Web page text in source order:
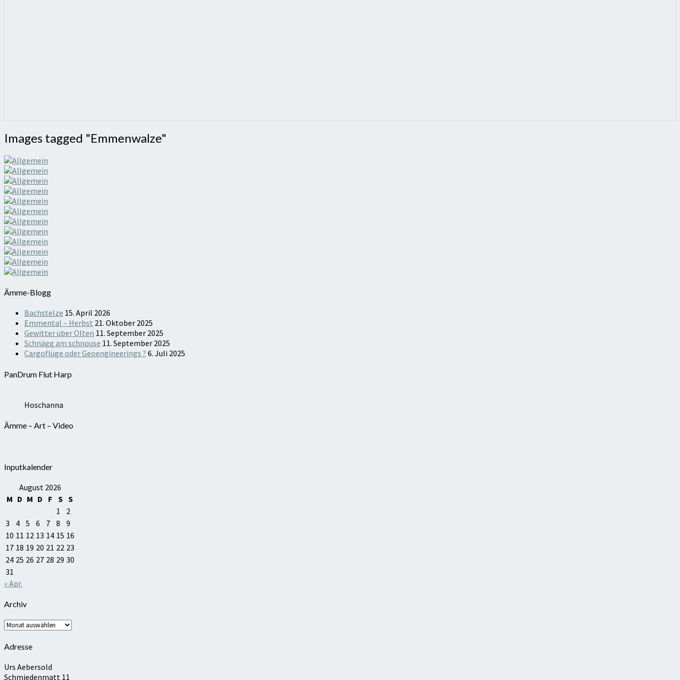
Images
tagged
"Emmenwalze"
Images tagged "Emmenwalze"
Ämme-Blogg
Bachstelze 15. April 2026
Emmental – Herbst 21. Oktober 2025
Gewitter über Olten 11. September 2025
Schnägg am schnouse 11. September 2025
Cargoflüge oder Geoengineerings ? 6. Juli 2025
PanDrum Flut Harp
Hoschanna
Ämme – Art – Video
Inputkalender
August 2026
M D M D F S S
1
2
3
4 5 6 7 8
9
10 11 12 13 14 15 16
17 18 19 20 21 22 23
24 25 26 27 28 29 30
31
« Apr.
Archiv
Archiv
Adresse
Urs Aebersold
Schmiedenmatt 11